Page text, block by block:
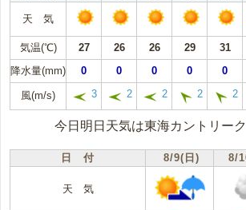
天 気
気温(℃) 27 26 26 29 31
降水量(mm)
0 0 0 0 0
風(m/s) 3 2 2 2 2
今日明日天気は東海カントリー
日 付 8/9(日) 8/
天 気